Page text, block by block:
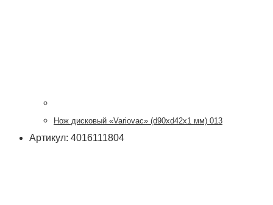
Нож дисковый «Variovac» (d90хd42x1 мм) 013
Артикул: 4016111804